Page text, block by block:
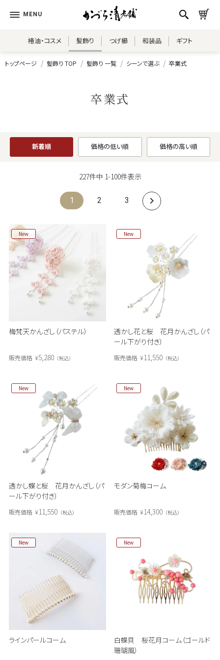
椿油・コスメ 髪飾り つげ櫛 和装品 ギフト
トップページ 髪飾り TOP 髪飾り 一覧 シーンで選ぶ 卒業式
卒業式
新着順 価格の低い順 価格の高い順
227件中 1-100件表示
1 2 3
梅梵天かんざし（パステル）
New
販売価格 ¥5,280 税込
透かし花と桜 花月かんざし（パ
ール下がり付き）
New
販売価格 ¥11,550 税込
透かし蝶と桜 花月かんざし（パ
ール下がり付き）
New
販売価格 ¥11,550 税込
モダン菊梅コーム
New
販売価格 ¥14,300 税込
ラインパールコーム
New
白蝶貝 桜花月コーム（ゴールド
珊瑚風）
New